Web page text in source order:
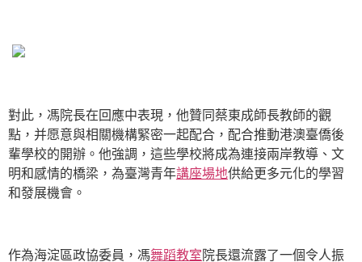
對此，馮院長在回應中表現，他贊同蔡東成師長教師的觀
點，并愿意與相關機構緊密一起配合，配合推動港澳臺僑後
輩學校的開辦。他強調，這些學校將成為連接兩岸教導、文
明和感情的橋梁，為臺灣青年講座場地供給更多元化的學習
和發展機會。
作為海淀區政協委員，馮舞蹈教室院長還流露了一個令人振